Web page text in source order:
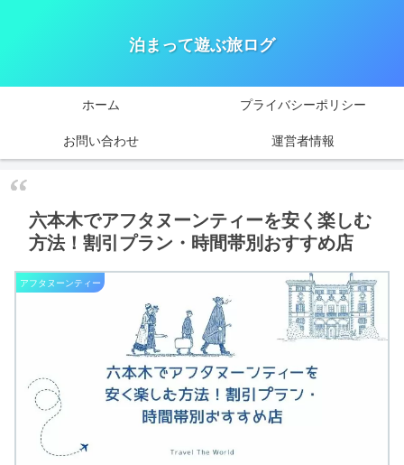
泊まって遊ぶ旅ログ
ホーム プライバシーポリシー
お問い合わせ 運営者情報
六本木でアフタヌーンティーを安く楽しむ
方法！割引プラン・時間帯別おすすめ店
アフタヌーンティー